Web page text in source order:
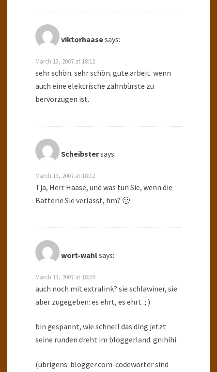
viktorhaasesays:
March 13, 2007 at 18:12
sehr schön. sehr schön. gute arbeit. wenn
auch eine elektrische zahnbürste zu
bervorzugen ist.
Scheibstersays:
March 13, 2007 at 18:12
Tja, Herr Haase, und was tun Sie, wenn die
Batterie Sie verlässt, hm? 🙂
wort-wahlsays:
March 13, 2007 at 18:39
auch noch mit extralink? sie schlawiner, sie.
aber zugegeben: es ehrt, es ehrt. ; )
bin gespannt, wie schnell das ding jetzt
seine runden dreht im bloggerland. gnihihi.
(übrigens: blogger.com-codewörter sind